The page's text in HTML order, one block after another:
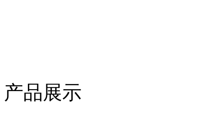
产品展示